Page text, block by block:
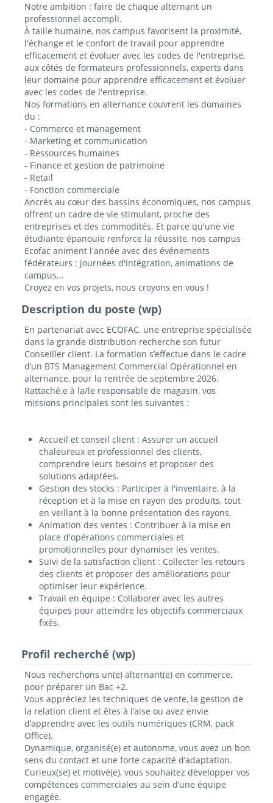
Notre ambition : faire de chaque alternant un
professionnel accompli.
À taille humaine, nos campus favorisent la proximité,
l'échange et le confort de travail pour apprendre
efficacement et évoluer avec les codes de l'entreprise,
aux côtés de formateurs professionnels, experts dans
leur domaine pour apprendre efficacement et évoluer
avec les codes de l'entreprise.
Nos formations en alternance couvrent les domaines
du :
- Commerce et management
- Marketing et communication
- Ressources humaines
- Finance et gestion de patrimoine
- Retail
- Fonction commerciale
Ancrés au cœur des bassins économiques, nos campus
offrent un cadre de vie stimulant, proche des
entreprises et des commodités. Et parce qu'une vie
étudiante épanouie renforce la réussite, nos campus
Ecofac animent l'année avec des événements
fédérateurs : journées d'intégration, animations de
campus...
Croyez en vos projets, nous croyons en vous !
Description du poste (wp)
En partenariat avec ECOFAC, une entreprise spécialisée
dans la grande distribution recherche son futur
Conseiller client. La formation s’effectue dans le cadre
d’un BTS Management Commercial Opérationnel en
alternance, pour la rentrée de septembre 2026.
Rattaché.e à la/le responsable de magasin, vos
missions principales sont les suivantes :
Accueil et conseil client : Assurer un accueil
chaleureux et professionnel des clients,
comprendre leurs besoins et proposer des
solutions adaptées.
Gestion des stocks : Participer à l'inventaire, à la
réception et à la mise en rayon des produits, tout
en veillant à la bonne présentation des rayons.
Animation des ventes : Contribuer à la mise en
place d'opérations commerciales et
promotionnelles pour dynamiser les ventes.
Suivi de la satisfaction client : Collecter les retours
des clients et proposer des améliorations pour
optimiser leur expérience.
Travail en équipe : Collaborer avec les autres
équipes pour atteindre les objectifs commerciaux
fixés.
Profil recherché (wp)
Nous recherchons un(e) alternant(e) en commerce,
pour préparer un Bac +2.
Vous appréciez les techniques de vente, la gestion de
la relation client et êtes à l’aise ou avez envie
d’apprendre avec les outils numériques (CRM, pack
Office).
Dynamique, organisé(e) et autonome, vous avez un bon
sens du contact et une forte capacité d’adaptation.
Curieux(se) et motivé(e), vous souhaitez développer vos
compétences commerciales au sein d’une équipe
engagée.